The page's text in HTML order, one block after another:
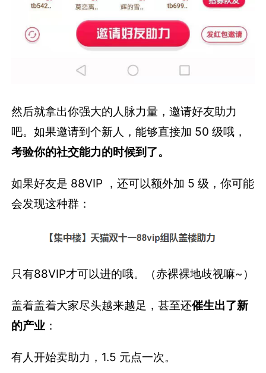
然后就拿出你强大的人脉力量，邀请好友助力
吧。如果邀请到个新人，能够直接加 50 级哦，
考验你的社交能力的时候到了。
如果好友是 88VIP ，还可以额外加 5 级，你可能
会发现这种群：
只有88VIP才可以进的哦。（赤裸裸地歧视嘛~）
盖着盖着大家尽头越来越足，甚至还催生出了新
的产业 ：
有人开始卖助力，1.5 元点一次。